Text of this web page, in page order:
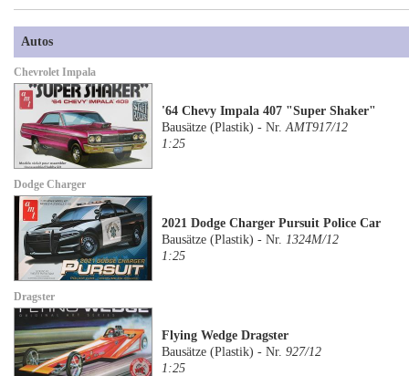
Autos
Chevrolet Impala
'64 Chevy Impala 407 "Super Shaker"
Bausätze (Plastik) - Nr.AMT917/12
1:25
Dodge Charger
2021 Dodge Charger Pursuit Police Car
Bausätze (Plastik) - Nr. 1324M/12
1:25
Dragster
Flying Wedge Dragster
Bausätze (Plastik) - Nr.927/12
1:25